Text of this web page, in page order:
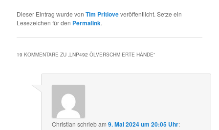
Dieser Eintrag wurde vonTim Pritloveveröffentlicht. Setze ein
Lesezeichen für den Permalink.
19 KOMMENTARE ZU „LNP492 ÖLVERSCHMIERTE HÄNDE“
Christian schriebam9. Mai 2024 um 20:05 Uhr: